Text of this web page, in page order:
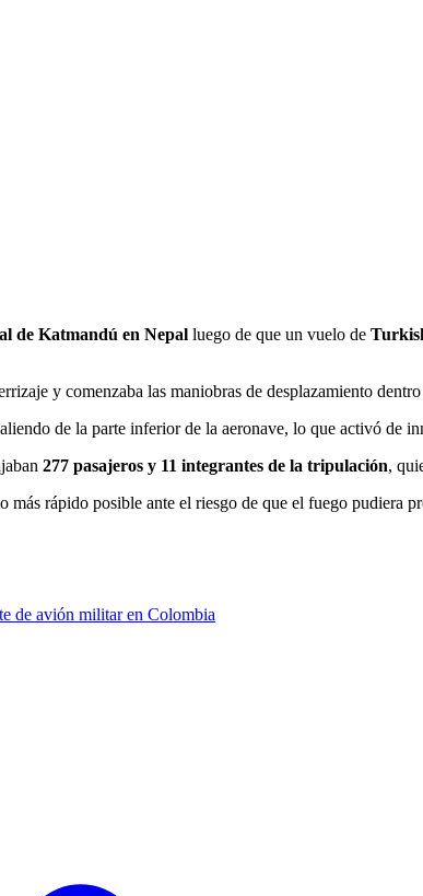
de Katmandú en Nepal luego de que un vuelo de
y comenzaba las maniobras de desplazamiento
de la parte inferior de la aeronave, lo que activó de
277 pasajeros y 11 integrantes de la tripulación,
rápido posible ante el riesgo de que el fuego pudiera
de avión militar en Colombia